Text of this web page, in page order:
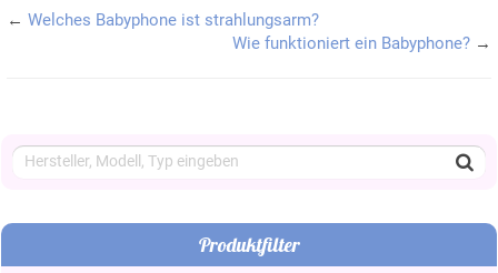
← Welches Babyphone ist strahlungsarm?
Wie funktioniert ein Babyphone? →
Produktfilter